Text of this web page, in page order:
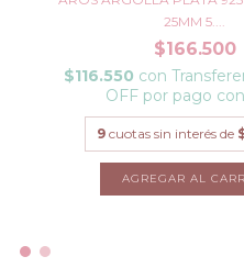
25MM 5....
$166.500
$116.550 con
OFF por pago
9 cuotas sin interés de